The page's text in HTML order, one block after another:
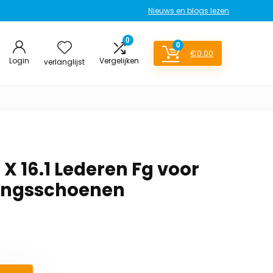
Nieuws en blogs lezen
Login verlanglijst
0
Vergelijken
0
€0.00
16.1 Lederen Fg voor